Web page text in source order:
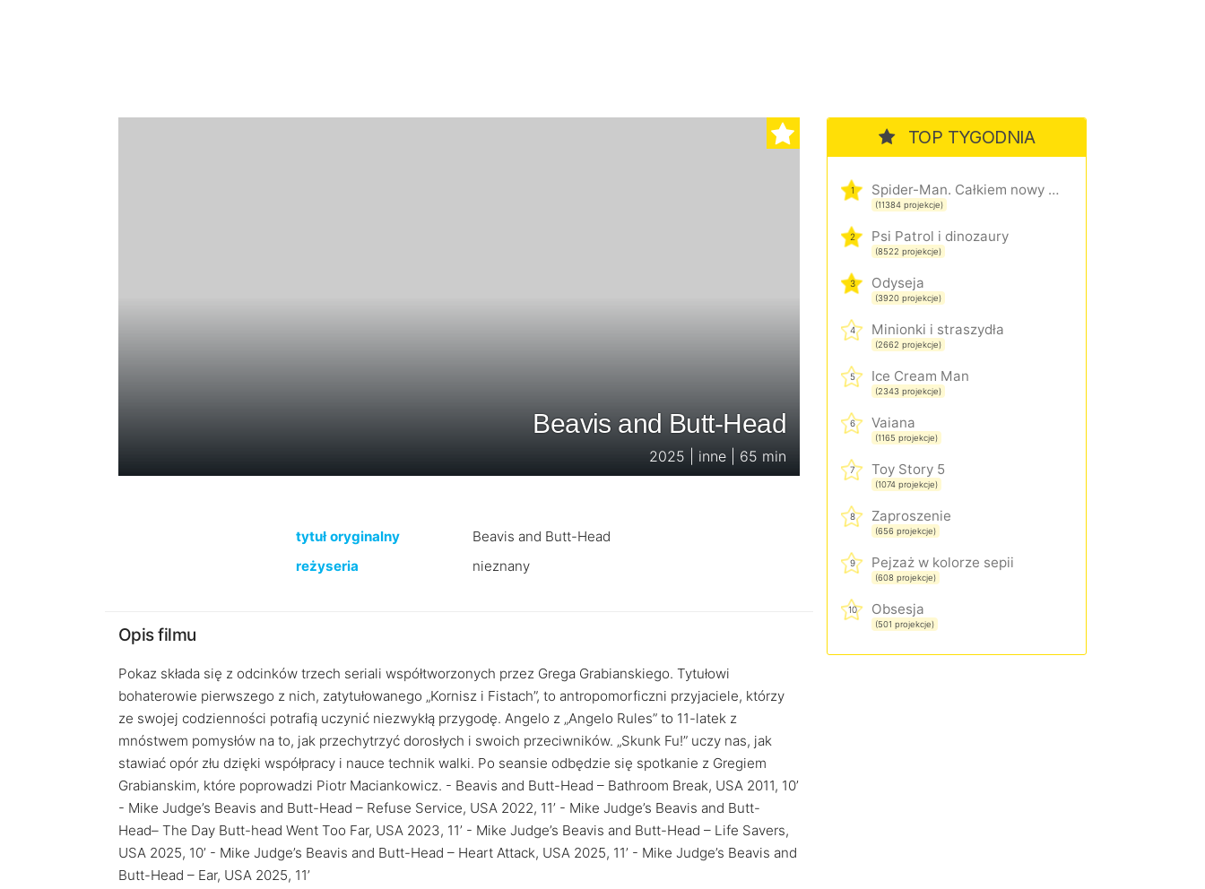
Beavis and Butt-Head
2025 | inne | 65 min
tytuł oryginalny
Beavis and Butt-Head
reżyseria
nieznany
Opis filmu
Pokaz składa się z odcinków trzech seriali współtworzonych przez Grega Grabianskiego. Tytułowi
bohaterowie pierwszego z nich, zatytułowanego „Kornisz i Fistach”, to antropomorficzni przyjaciele, którzy
ze swojej codzienności potrafią uczynić niezwykłą przygodę. Angelo z „Angelo Rules” to 11-latek z
mnóstwem pomysłów na to, jak przechytrzyć dorosłych i swoich przeciwników. „Skunk Fu!” uczy nas, jak
stawiać opór złu dzięki współpracy i nauce technik walki. Po seansie odbędzie się spotkanie z Gregiem
Grabianskim, które poprowadzi Piotr Maciankowicz. - Beavis and Butt-Head – Bathroom Break, USA 2011, 10’
- Mike Judge’s Beavis and Butt-Head – Refuse Service, USA 2022, 11’ - Mike Judge’s Beavis and Butt-
Head– The Day Butt-head Went Too Far, USA 2023, 11’ - Mike Judge’s Beavis and Butt-Head – Life Savers,
USA 2025, 10’ - Mike Judge’s Beavis and Butt-Head – Heart Attack, USA 2025, 11’ - Mike Judge’s Beavis and
Butt-Head – Ear, USA 2025, 11’
TOP TYGODNIA
1 Spider-Man. Całkiem nowy dzień
(11384 projekcje)
2 Psi Patrol i dinozaury
(8522 projekcje)
3 Odyseja
(3920 projekcje)
4 Minionki i straszydła
(2662 projekcje)
5 Ice Cream Man
(2343 projekcje)
6 Vaiana
(1165 projekcje)
7 Toy Story 5
(1074 projekcje)
8 Zaproszenie
(656 projekcje)
9 Pejzaż w kolorze sepii
(608 projekcje)
10 Obsesja
(501 projekcje)